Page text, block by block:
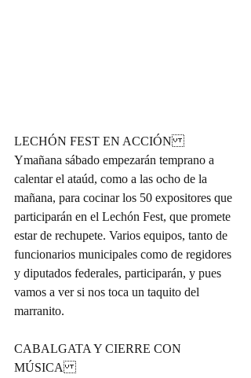
LECHÓN FEST EN ACCIÓN
Ymañana sábado empezarán temprano a
calentar el ataúd, como a las ocho de la
mañana, para cocinar los 50 expositores que
participarán en el Lechón Fest, que promete
estar de rechupete. Varios equipos, tanto de
funcionarios municipales como de regidores
y diputados federales, participarán, y pues
vamos a ver si nos toca un taquito del
marranito.
CABALGATA Y CIERRE CON
MÚSICA